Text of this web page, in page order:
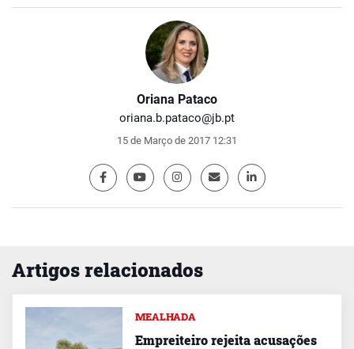
Oriana Pataco
oriana.b.pataco@jb.pt
15 de Março de 2017 12:31
Artigos relacionados
MEALHADA
Empreiteiro rejeita acusações